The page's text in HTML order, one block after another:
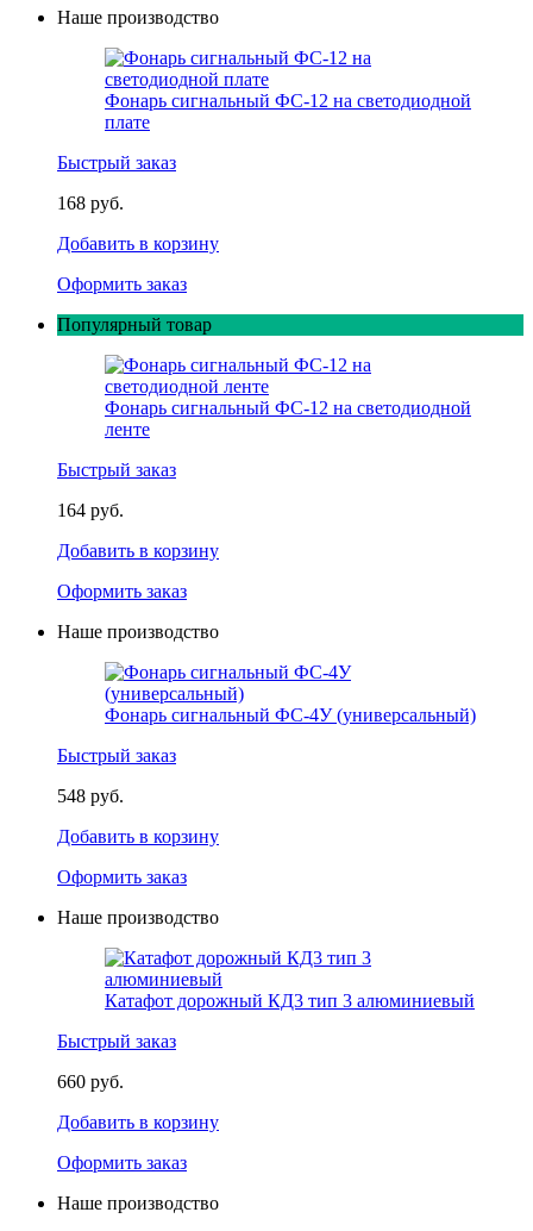
Наше производство
Фонарь сигнальный ФС-12 на светодиодной
плате
Быстрый заказ
168 руб.
Добавить в корзину
Оформить заказ
Популярный товар
Фонарь сигнальный ФС-12 на светодиодной
ленте
Быстрый заказ
164 руб.
Добавить в корзину
Оформить заказ
Наше производство
Фонарь сигнальный ФС-4У (универсальный)
Быстрый заказ
548 руб.
Добавить в корзину
Оформить заказ
Наше производство
Катафот дорожный КД3 тип 3 алюминиевый
Быстрый заказ
660 руб.
Добавить в корзину
Оформить заказ
Наше производство